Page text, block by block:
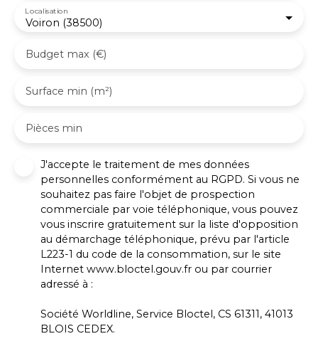
Voiron (38500)
Localisation
Budget max (€)
Surface min (m²)
Pièces min
J'accepte le traitement de mes données
personnelles conformément au RGPD. Si vous ne
souhaitez pas faire l'objet de prospection
commerciale par voie téléphonique, vous pouvez
vous inscrire gratuitement sur la liste d'opposition
au démarchage téléphonique, prévu par l'article
L223-1 du code de la consommation, sur le site
Internet www.bloctel.gouv.fr ou par courrier
adressé à :
Société Worldline, Service Bloctel, CS 61311, 41013
BLOIS CEDEX.